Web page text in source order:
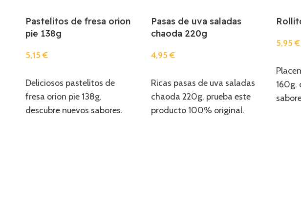
Pastelitos de fresa orion
pie 138g
5,15€
Deliciosos pastelitos de
fresa orion pie 138g.
descubre nuevos sabores.
Pasas de uva saladas
chaoda 220g
4,95€
Ricas pasas de uva saladas
chaoda 220g. prueba este
producto 100% original.
5,95€
160g.